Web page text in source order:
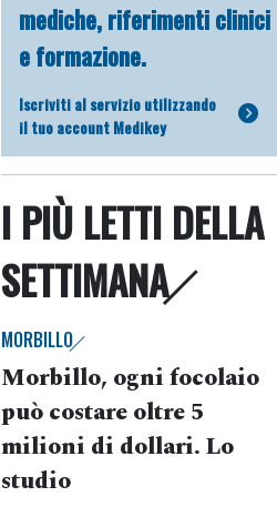
mediche, riferimenti clinici
e formazione.
Iscriviti al servizio utilizzando
il tuo account Medikey
I PIÙ LETTI DELLA
SETTIMANA
MORBILLO
Morbillo, ogni focolaio
può costare oltre 5
milioni di dollari. Lo
studio